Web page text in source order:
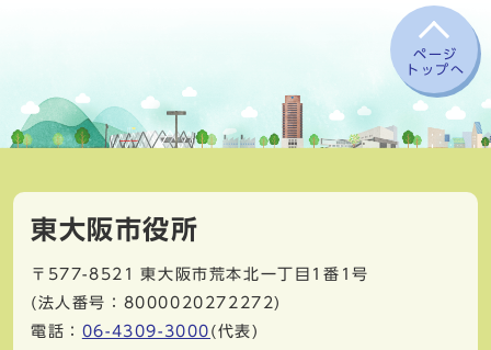
ページ
トップへ
東大阪市役所
〒577-8521
東大阪市荒本北一丁目1番1号
(法人番号：8000020272272)
電話： 06-4309-3000 (代表)